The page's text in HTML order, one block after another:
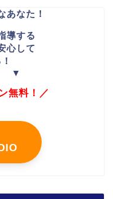
あなた！
導する
心して
無料！／